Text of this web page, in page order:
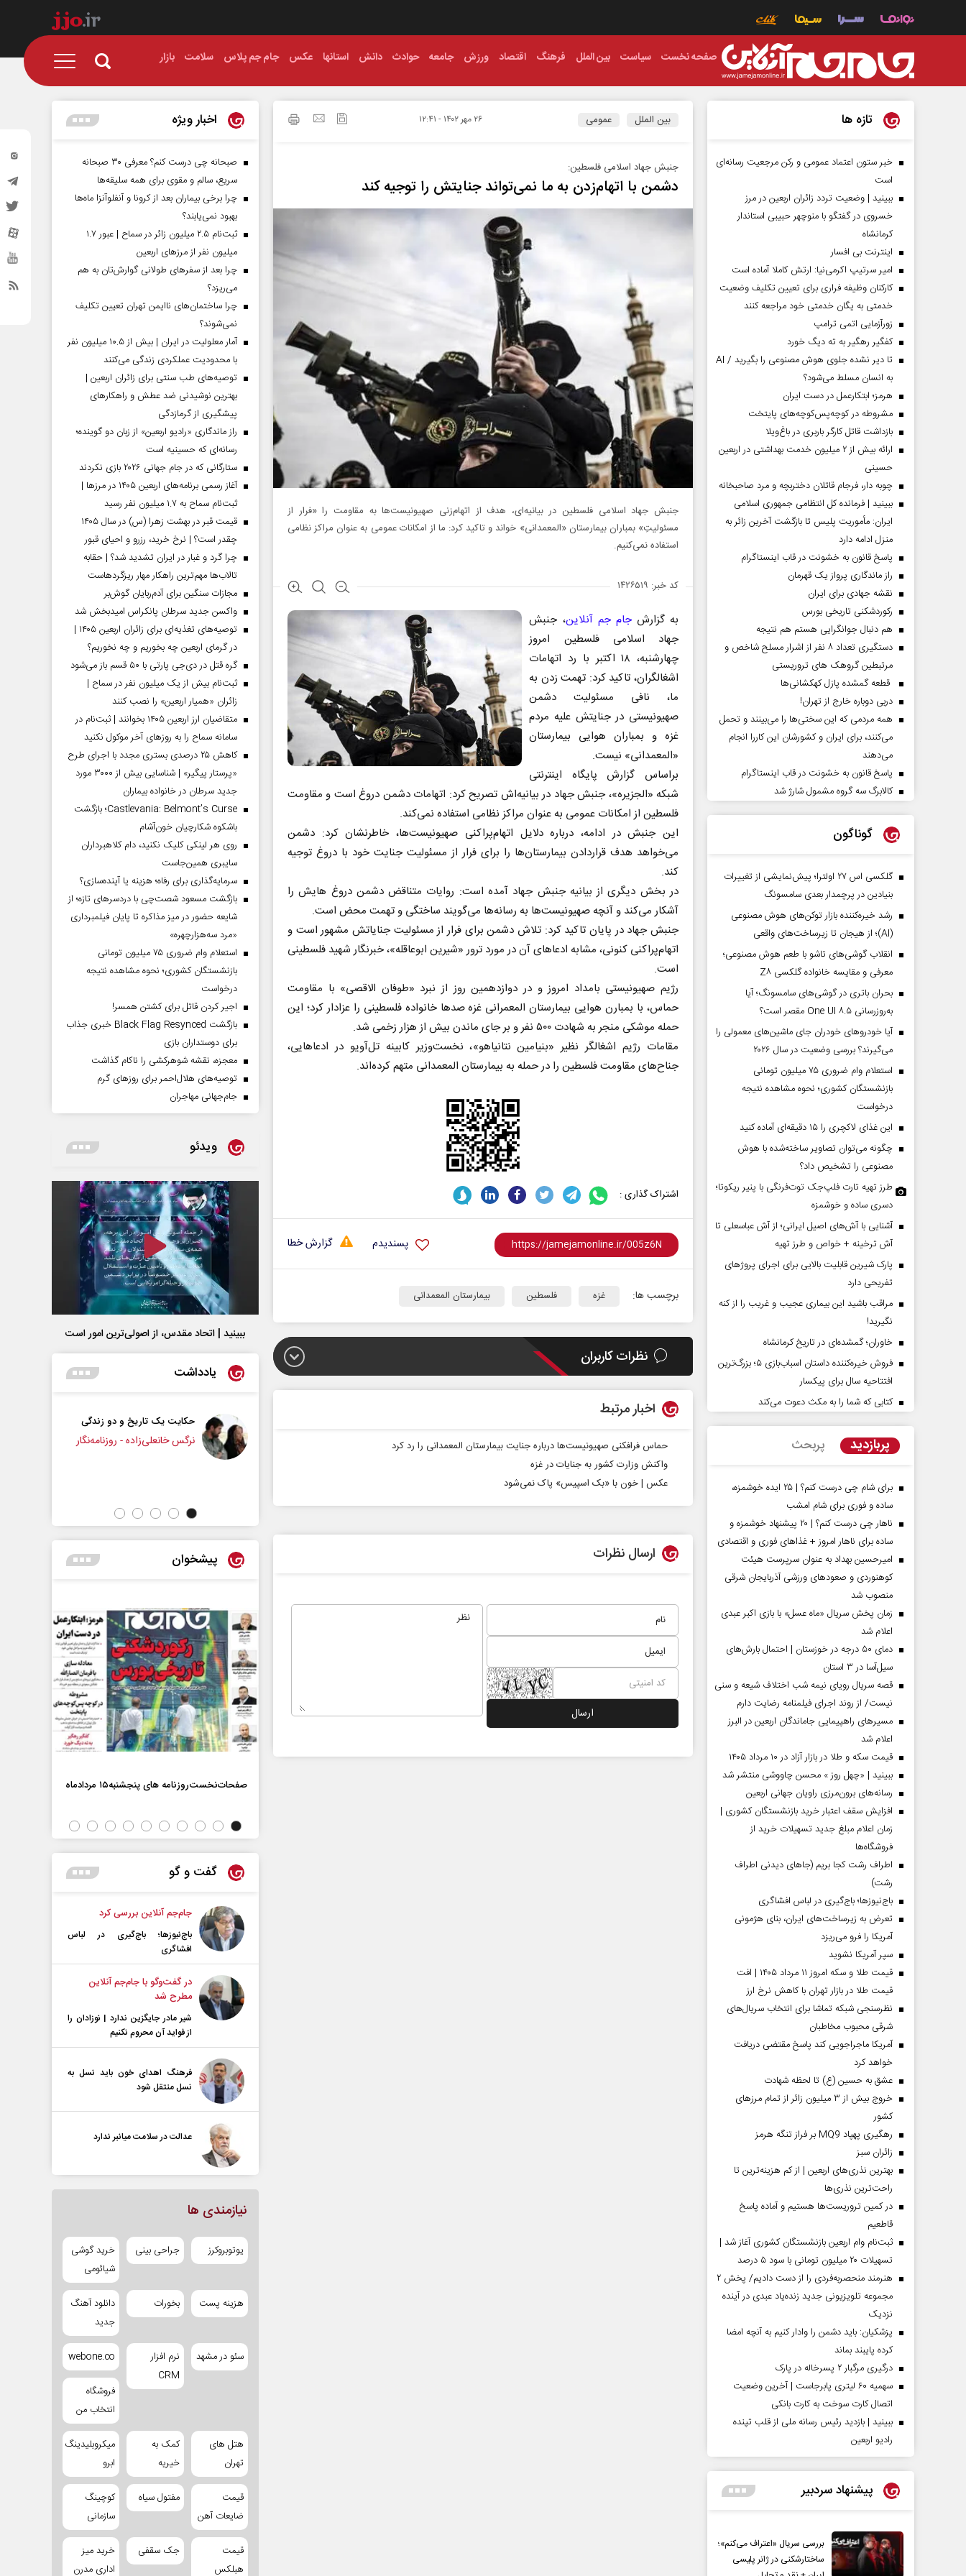
صفحه نخست سیاست بین الملل فرهنگ اقتصاد ورزش جامعه حوادث دانش استانها عکس جام جم پلاس سلامت بازار
بین الملل عمومی ۲۶ مهر ۱۴۰۲ - ۱۲:۴۱
جنبش جهاد اسلامی فلسطین:
دشمن با اتهام‌زدن به ما نمی‌تواند جنایتش را توجیه کند
جنبش جهاد اسلامی فلسطین در بیانیه‌ای، هدف از اتهام‌زنی صهیونیست‌ها به مقاومت را «فرار از
مسئولیتِ» بمباران بیمارستان «المعمدانی» خواند و تاکید کرد: ما از امکانات عمومی به عنوان مراکز نظامی
استفاده نمی‌کنیم.
کد خبر: ۱۴۲۶۵۱۹
به گزارشجام جم آنلاین، جنبش
جهاد اسلامی فلسطین امروز
چهارشنبه، ۱۸ اکتبر با رد اتهامات
اشغالگران، تاکید کرد: تهمت زدن به
ما، نافی مسئولیت دشمن
صهیونیستی در جنایتش علیه مردم
غزه و بمباران هوایی بیمارستان
«المعمدانی» نیست.
براساس گزارش پایگاه اینترنتی
شبکه «الجزیره»، جنبش جهاد در بیانیه‌اش تصریح کرد: اتهامات دشمن دروغ است و مقاومت
فلسطین از امکانات عمومی به عنوان مراکز نظامی استفاده نمی‌کند.
این جنبش در ادامه، درباره دلایل اتهام‌پراکنی صهیونیست‌ها، خاطرنشان کرد: دشمن
می‌خواهد هدف قراردادن بیمارستان‌ها را برای فرار از مسئولیت جنایت خود با دروغ توجیه
کند.
در بخش دیگری از بیانیه جنبش جهاد آمده است: روایات متناقض دشمن دروغ هایش را
آشکار می‌کند و آنچه صهیونیست‌ها به رسانه‌ها می‌گویند ساختگی و تهمت محض است.
جنبش جهاد در پایان تاکید کرد: تلاش دشمن برای فرار از مسئولیت جنایاتش مشهور است و
اتهام‌پراکنی کنونی، مشابه ادعا‌های آن در مورد ترور «شیرین ابوعاقله»، خبرنگار شهید فلسطینی
است.
رژیم صهیونیستی بامداد امروز و در دوازدهمین روز از نبرد «طوفان الاقصی» با مقاومت
حماس، با بمبارن هوایی بیمارستان المعمرانی غزه صد‌ها خانواده فلسطینی را عزادار کرد؛ این
حمله موشکی منجر به شهادت ۵۰۰ نفر و بر جای ماندن بیش از هزار زخمی شد.
مقامات رژیم اشغالگر نظیر «بنیامین نتانیاهو»، نخست‌وزیر کابینه تل‌آویو در ادعاهایی،
جناح‌های مقاومت فلسطین را در حمله به بیمارستان المعمدانی متهم کرده‌اند.
اشتراک گذاری :
گزارش خطا پسندیدم
برچسب ها: غزه فلسطین بیمارستان المعمدانی
نظرات کاربران
اخبار مرتبط
حماس فرافکنی صهیونیست‌ها درباره جنایت بیمارستان المعمدانی را رد کرد
واکنش وزارت کشور به جنایات در غزه
عکس | خون با «بک‌ اسپیس» پاک نمی‌شود
ارسال نظرات
تازه ها
خبر ستون اعتماد عمومی و رکن مرجعیت رسانه‌ای
است
ببینید | وضعیت تردد زائران اربعین در مرز
خسروی در گفتگو با منوچهر حبیبی استاندار
کرمانشاه
اینترنت بی افسار
امیر سرتیپ اکرمی‌نیا: ارتش کاملا آماده است
کارکنان وظیفه فراری برای تعیین تکلیف وضعیت
خدمتی به یگان خدمتی خود مراجعه کنند
زورآزمایی اتمی ترامپ
کفگیر رهگیر به ته دیگ خورد
تا دیر نشده جلوی هوش مصنوعی را بگیرید / AI
به انسان مسلط می‌شود؟
هرمز؛ ابتکارعمل در دست ایران
مشروطه در کوچه‌پس‌کوچه‌های پایتخت
بازداشت قاتل کارگر باربری در باغ‌ویلا
ارائه بیش از ۲ میلیون خدمت بهداشتی در اربعین
حسینی
چوبه دار، فرجام قاتلان دختربچه و مرد صاحبخانه
ببینید | فرمانده کل انتظامی جمهوری اسلامی
ایران­: مأموریت پلیس تا بازگشت آخرین زائر به
منزل ادامه دارد
پاسخ قانون به خشونت در قاب اینستاگرام
راز ماندگاری پرواز یک قهرمان
نقشه جهادی برای ایران
رکوردشکنی تاریخی بورس
هم دنبال جوانگرایی هستم هم نتیجه
دستگیری تعداد ۸ نفر از اشرار مسلح شاخص و
مرتبطین گروهک های تروریستی
قطعه گمشده پازل کهکشانی‌ها
دربی دوباره خارج از تهران!
همه مردمی که این سختی‌ها را می‌بینند و تحمل
می‌کنند، برای ایران و کشورشان این کاررا انجام
می‌دهند
پاسخ قانون به خشونت در قاب اینستاگرام
کالابرگ سه گروه مشمول شارژ شد
گوناگون
گلکسی اس ۲۷ اولترا؛ پیش‌نمایشی از تغییرات
بنیادین در پرچمدار بعدی سامسونگ
رشد خیره‌کننده بازار توکن‌های هوش مصنوعی
(AI)؛ از هیجان تا زیرساخت‌های واقعی
انقلاب گوشی‌های تاشو‌ با طعم هوش مصنوعی؛
معرفی و مقایسه خانواده گلکسی Z۸
بحران باتری در گوشی‌های سامسونگ؛ آیا
به‌روزرسانی One UI ۸.۵ مقصر است؟
آیا خودروهای خودران جای ماشین‌های معمولی را
می‌گیرند؟ بررسی وضعیت در سال ۲۰۲۶
استعلام وام ضروری ۷۵ میلیون تومانی
بازنشستگان کشوری؛ نحوه مشاهده نتیجه
درخواست
این غذای لاکچری را ۱۵ دقیقه‌ای آماده کنید
چگونه می‌توان تصاویر ساخته‌شده با هوش
مصنوعی را تشخیص داد؟
طرز تهیه تارت فلپ‌جک توت‌فرنگی با پنیر ریکوتا؛
دسری ساده و خوشمزه
آشنایی با آش‌های اصیل ایرانی؛ از آش عباسعلی تا
آش ترخینه + خواص و طرز تهیه
پارک شیرین قابلیت‌ بالایی برای اجرای پروژهای
تفریحی دارد
مراقب باشید این بیماری عجیب و غریب را از کنه
نگیرید!
خاوران؛ گمشده‌ای در تاریخ کرمانشاه
فروش خیره‌کننده داستان اسباب‌بازی ۵؛ بزرگ‌ترین
افتتاحیه سال برای پیکسار
کتابی که شما را به مکث دعوت می‌کند
پربازدید پربحث
برای شام چی درست کنم؟ | ۲۵ ایده خوشمزه،
ساده و فوری برای شام امشب
ناهار چی درست کنم؟ | ۲۰ پیشنهاد خوشمزه و
ساده برای ناهار امروز + غذاهای فوری و اقتصادی
امیرحسین بهداد به عنوان سرپرست هیئت
کوهنوردی و صعودهای ورزشی آذربایجان شرقی
منصوب شد
زمان پخش سریال «ماه عسل» با بازی اکبر عبدی
اعلام شد
دمای ۵۰ درجه در خوزستان | احتمال بارش‌های
سیل‌آسا در ۳ استان
قصه سریال رویای نیمه شب اختلاف شیعه و سنی
نیست/ از روند اجرای فیلمنامه رضایت دارم
مسیر‌های راهپیمایی جاماندگان اربعین در البرز
اعلام شد
قیمت سکه و طلا در بازار آزاد در ۱۰ مرداد ۱۴۰۵
ببینید | «چهل روز » محسن چاووشی منتشر شد
رسانه‌های برون‌مرزی راویان جهانی اربعین
افزایش سقف اعتبار خرید بازنشستگان کشوری |
زمان اعلام مبلغ جدید تسهیلات خرید از
فروشگاه‌ها
اطراف رشت کجا بریم (جاهای دیدنی اطراف
رشت)
باج‌نیوزها؛ باج‌گیری در لباس افشاگری
تعرض به زیرساخت‌های ایران، بنای هژمونی
آمریکا را فرو می‌ریزد
سپر آمریکا نشوید
قیمت طلا و سکه امروز ۱۱ مرداد ۱۴۰۵ | افت
قیمت طلا در بازار تهران با کاهش نرخ ارز
نظرسنجی شبکه تماشا برای انتخاب سریال‌های
شرقی محبوب مخاطبان
آمریکا ماجراجویی کند پاسخ مقتضی دریافت
خواهد کرد
عشق به حسین (ع) تا لحظه شهادت
خروج بیش از ۳ میلیون زائر از تمام مرز‌های
کشور
رهگیری پهپاد MQ9 بر فراز تنگه هرمز
‌زائران سبز
بهترین نذری‌های اربعین | از کم هزینه‌ترین تا
راحت‌ترین نذری‌ها
در کمین تروریست‌ها هستیم و آماده پاسخ
قاطعیم
ثبت‌نام وام اربعین بازنشستگان کشوری آغاز شد |
تسهیلات ۲۰ میلیون تومانی با سود ۵ درصد
هنرمند منحصر‌به‌فردی را از دست دادیم/ پخش ۲
مجموعه تلویزیونی جدید زنده‌یاد عبدی در آینده
نزدیک
پزشکیان: باید دشمن را وادار کنیم به آنچه امضا
کرده پایبند بماند
درگیری مرگبار ۲ پسرخاله در پارک
سهمیه ۶۰ لیتری پابرجاست | آخرین وضعیت
اتصال کارت سوخت به کارت بانکی
ببینید | بازدید رئیس رسانه ملی از قلب تپنده
رادیو اربعین
پیشنهاد سردبیر
بررسی سریال «اعتراف می‌کنم»؛
ساختارشکنی در ژانر پلیسی
اخبار ویژه
صبحانه چی درست کنم؟ معرفی ۳۰ صبحانه
سریع، سالم و مقوی برای همه سلیقه‌ها
چرا برخی بیماران بعد از کرونا و آنفلوآنزا ماه‌ها
بهبود نمی‌یابند؟
ثبت‌نام ۲.۵ میلیون زائر در سماح | عبور ۱.۷
میلیون نفر از مرز‌های اربعین
چرا بعد از سفرهای طولانی گوارش‌تان به هم
می‌ریزد؟
چرا ساختمان‌های ناایمن تهران تعیین تکلیف
نمی‌شوند؟
آمار معلولیت در ایران | بیش از ۱۰.۵ میلیون نفر
با محدودیت عملکردی زندگی می‌کنند
توصیه‌های طب سنتی برای زائران اربعین |
بهترین نوشیدنی ضد عطش و راهکارهای
پیشگیری از گرمازدگی
راز ماندگاری «رادیو اربعین» از زبان دو گوینده؛
رسانه‌ای که حسینیه است
ستارگانی که در جام جهانی ۲۰۲۶ بازی نکردند
آغاز رسمی برنامه‌های اربعین ۱۴۰۵ در مرز‌ها |
ثبت‌نام سماح به ۱.۷ میلیون نفر رسید
قیمت قبر در بهشت زهرا (س) در سال ۱۴۰۵
چقدر است؟ | نرخ خرید، رزرو و احیای قبور
چرا گرد و غبار در ایران تشدید شد؟ | حقابه
تالاب‌ها مهم‌ترین راهکار مهار ریزگردهاست
مجازات سنگین برای آدم‌ربایان گوش‌بر
واکسن جدید سرطان پانکراس امیدبخش شد
توصیه‌های تغذیه‌ای برای زائران اربعین ۱۴۰۵ |
در گرمای اربعین چه بخوریم و چه نخوریم؟
گره قتل در دی‌جی پارتی با ۵۰ قسم باز می‌شود
ثبت‌نام بیش از یک میلیون نفر در سماح |
زائران «همیار اربعین» را نصب کنند
متقاضیان ارز اربعین ۱۴۰۵ بخوانند | ثبت‌نام در
سامانه سماح را به روز‌های آخر موکول نکنید
کاهش ۲۵ درصدی بستری مجدد با اجرای طرح
«پرستار پیگیر» | شناسایی بیش از ۳۰۰۰ مورد
جدید سرطان در خانواده بیماران
Castlevania: Belmont’s Curse؛ بازگشت
باشکوه شکارچیان خون‌آشام
روی هر لینکی کلیک نکنید، دام کلاهبرداران
سایبری همین‌جاست
سرمایه‌گذاری برای رفاه؛ هزینه یا آینده‌سازی؟
بازگشت مسعود شصت‌چی با دردسر‌های تازه؛ از
شایعه حضور در میز مذاکره تا پایان فیلمبرداری
«مرد سه‌هزارچهره»
استعلام وام ضروری ۷۵ میلیون تومانی
بازنشستگان کشوری؛ نحوه مشاهده نتیجه
درخواست
اجیر کردن قاتل برای کشتن همسر!
بازگشت Black Flag Resynced خبری جذاب
برای دوستداران بازی
معجزه، نقشه شوهرکشی را ناکام گذاشت
توصیه‌های هلال‌احمر برای روز‌های گرم
جام‌جهانی مهاجران
ویدئو
ببینید | اتحاد مقدس، از اصولی‌ترین امور است
یادداشت
ادعا‌های خلاف واقع آمریکا
اربعین نماد مقاومت در برابر
رحمت‌الله نوروزی - عضو کمیسیون اجتماعی
مجلس
رضا سپهوند - سخنگوی کمیسیون انرژی مجلس
حکایت یک تاریخ و دو زندگی
نرگس خانعلی‌زاده - روزنامه‌نگار
چرایی عقب‌نشینی
پیشخوان
صفحات نخست روزنامه ها‌ی‌سه‌شنبه ۶ مردادماه صفحات‌نخست‌روزنامه ها‌ی پنجشنبه‌۱۵ مردادماه
گفت و گو
جام‌جم آنلاین بررسی کرد
باج‌نیوزها؛ باج‌گیری در لباس
افشاگری
در گفت‌و‌گو با جام‌جم آنلاین
مطرح شد
شیر مادر جایگزین ندارد | نوزادان را
از فواید آن محروم نکنیم
فرهنگ اهدای خون باید نسل به
نسل منتقل شود
عدالت در سلامت میانبر ندارد
نیازمندی ها
یوتوبروکرز جراحی بینی
خرید گوشی
شیائومی
هزینه پست بخورات
دانلود آهنگ
جدید
سئو در مشهد
نرم افزار
CRM
webone.co
فروشگاه
انتخاب من
هتل های
تهران
کمک به
خیریه
میکروبلیدینگ
ابرو
قیمت
ضایعات آهن
مفتول سیاه
کوچینگ
سازمانی
قیمت
هبلکس
جک سقفی
خرید میز
اداری مدرن